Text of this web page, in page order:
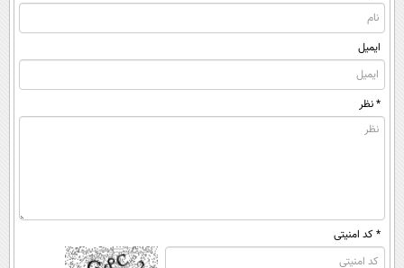
ایمیل
* نظر
* کد امنیتی